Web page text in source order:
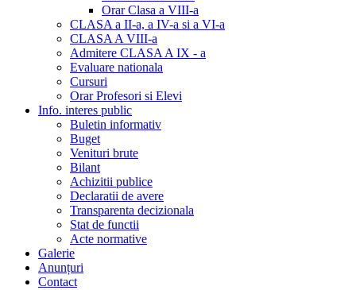
Orar Clasa a VIII-a
CLASA a II-a, a IV-a si a VI-a
CLASA A VIII-a
Admitere CLASA A IX - a
Evaluare nationala
Cursuri
Orar Profesori si Elevi
Info. interes public
Buletin informativ
Buget
Venituri brute
Bilant
Achizitii publice
Declaratii de avere
Transparenta decizionala
Stat de functii
Acte normative
Galerie
Anunțuri
Contact